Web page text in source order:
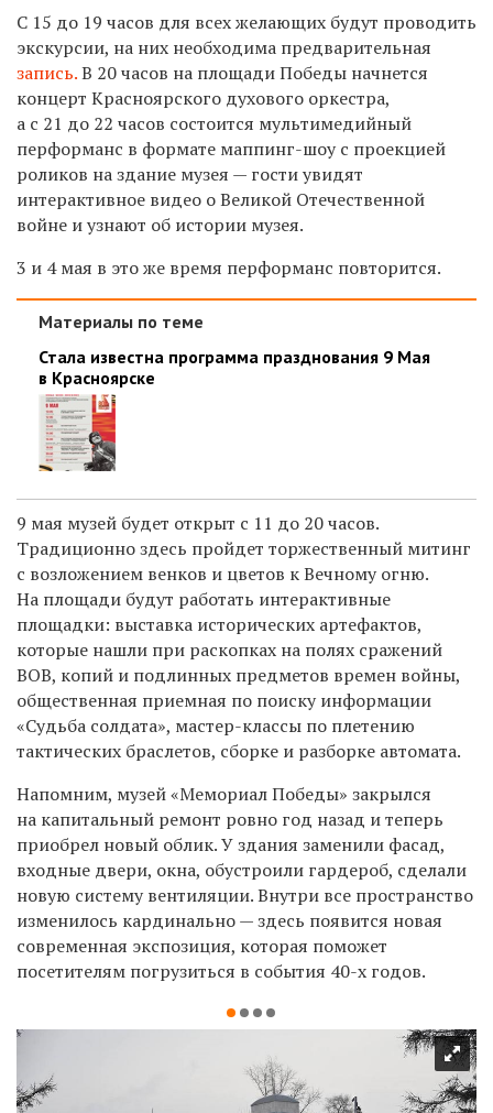
С 15 до 19 часов для всех желающих будут проводить
экскурсии, на них необходима предварительная
запись.В 20 часов на площади Победы начнется
концерт Красноярского духового оркестра,
а с 21 до 22 часов состоится мультимедийный
перформанс в формате маппинг-шоу с проекцией
роликов на здание музея — гости увидят
интерактивное видео о Великой Отечественной
войне и узнают об истории музея.
3 и 4 мая в это же время перформанс повторится.
Материалы по теме
Стала известна программа празднования 9 Мая
в Красноярске
9 мая музей будет открыт с 11 до 20 часов.
Традиционно здесь пройдет торжественный митинг
с возложением венков и цветов к Вечному огню.
На площади будут работать интерактивные
площадки: выставка исторических артефактов,
которые нашли при раскопках на полях сражений
ВОВ, копий и подлинных предметов времен войны,
общественная приемная по поиску информации
«Судьба солдата», мастер-классы по плетению
тактических браслетов, сборке и разборке автомата.
Напомним, музей«Мемориал Победы» закрылся
на капитальный ремонт ровно год назад и теперь
приобрел новый облик.У здания заменили фасад,
входные двери, окна, обустроили гардероб, сделали
новую систему вентиляции. Внутри все пространство
изменилось кардинально — здесь появится новая
современная экспозиция, которая поможет
посетителям погрузиться в события 40-х годов.